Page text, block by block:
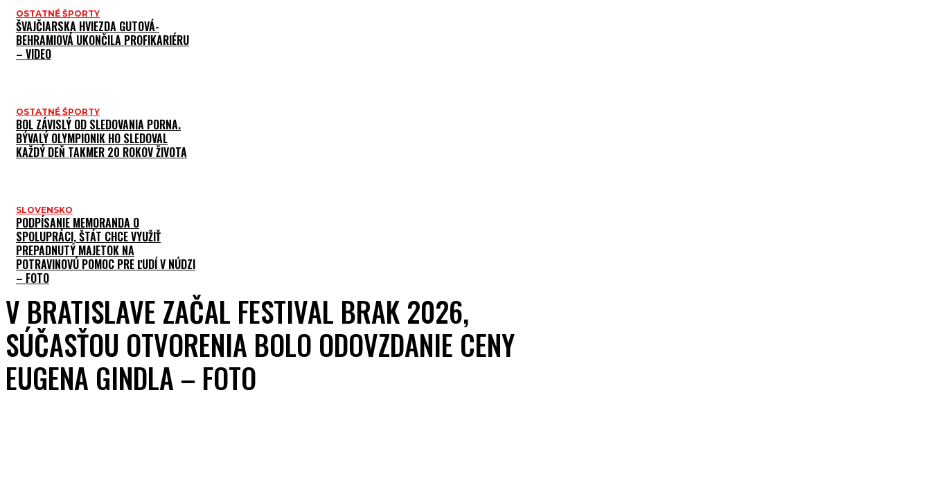
OSTATNÉ ŠPORTY
ŠVAJČIARSKA HVIEZDA GUTOVÁ-
BEHRAMIOVÁ UKONČILA PROFIKARIÉRU
– VIDEO
OSTATNÉ ŠPORTY
BOL ZÁVISLÝ OD SLEDOVANIA PORNA.
BÝVALÝ OLYMPIONIK HO SLEDOVAL
KAŽDÝ DEŇ TAKMER 20 ROKOV ŽIVOTA
SLOVENSKO
PODPÍSANIE MEMORANDA O
SPOLUPRÁCI, ŠTÁT CHCE VYUŽIŤ
PREPADNUTÝ MAJETOK NA
POTRAVINOVÚ POMOC PRE ĽUDÍ V NÚDZI
– FOTO
V BRATISLAVE ZAČAL FESTIVAL BRAK 2026,
SÚČASŤOU OTVORENIA BOLO ODOVZDANIE CENY
EUGENA GINDLA – FOTO